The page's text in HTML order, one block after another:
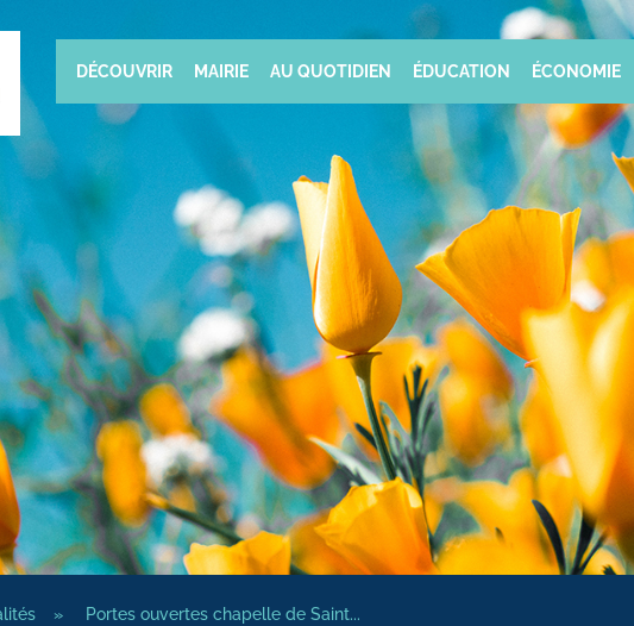
DÉCOUVRIR MAIRIE AU QUOTIDIEN ÉDUCATION ÉCONOMIE
» Portes ouvertes chapelle de Saint...